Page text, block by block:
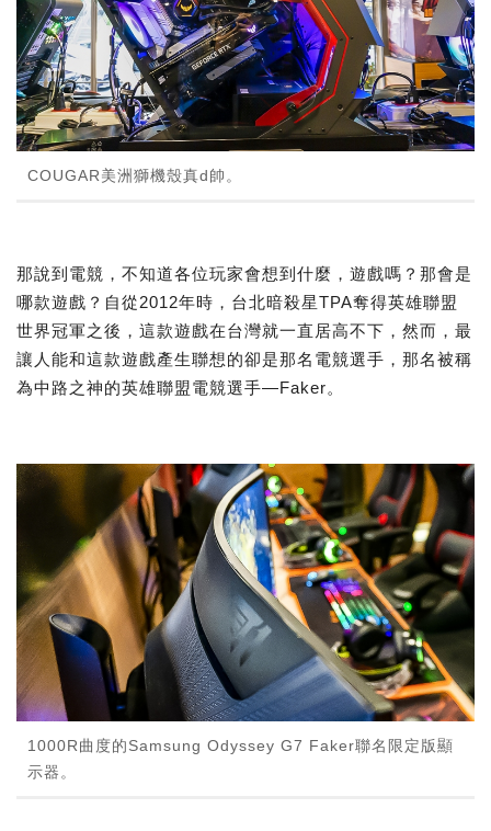
COUGAR美洲獅機殼真d帥。
那說到電競，不知道各位玩家會想到什麼，遊戲嗎？那會是
哪款遊戲？自從2012年時，台北暗殺星TPA奪得英雄聯盟
世界冠軍之後，這款遊戲在台灣就一直居高不下，然而，最
讓人能和這款遊戲產生聯想的卻是那名電競選手，那名被稱
為中路之神的英雄聯盟電競選手—Faker。
1000R曲度的Samsung Odyssey G7 Faker聯名限定版顯
示器。